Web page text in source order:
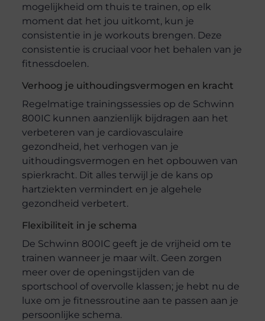
mogelijkheid om thuis te trainen, op elk
moment dat het jou uitkomt, kun je
consistentie in je workouts brengen. Deze
consistentie is cruciaal voor het behalen van je
fitnessdoelen.
Verhoog je uithoudingsvermogen en kracht
Regelmatige trainingssessies op de Schwinn
800IC kunnen aanzienlijk bijdragen aan het
verbeteren van je cardiovasculaire
gezondheid, het verhogen van je
uithoudingsvermogen en het opbouwen van
spierkracht. Dit alles terwijl je de kans op
hartziekten vermindert en je algehele
gezondheid verbetert.
Flexibiliteit in je schema
De Schwinn 800IC geeft je de vrijheid om te
trainen wanneer je maar wilt. Geen zorgen
meer over de openingstijden van de
sportschool of overvolle klassen; je hebt nu de
luxe om je fitnessroutine aan te passen aan je
persoonlijke schema.